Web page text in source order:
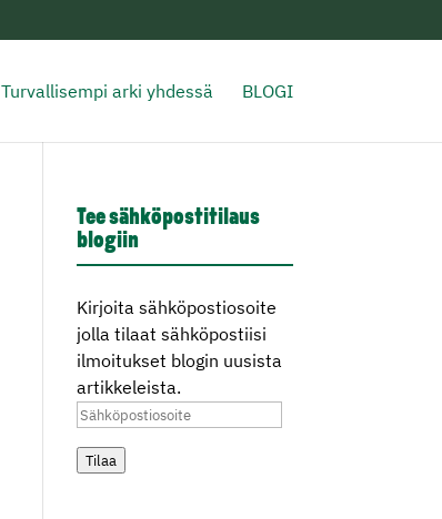
Turvallisempi arki yhdessä BLOGI
Tee sähköpostitilaus
blogiin
Kirjoita sähköpostiosoite
jolla tilaat sähköpostiisi
ilmoitukset blogin uusista
artikkeleista.
Sähköpostiosoite
Tilaa